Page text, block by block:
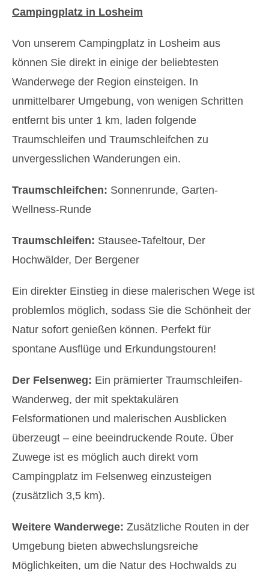
Campingplatz in Losheim
Von unserem Campingplatz in Losheim aus
können Sie direkt in einige der beliebtesten
Wanderwege der Region einsteigen. In
unmittelbarer Umgebung, von wenigen Schritten
entfernt bis unter 1 km, laden folgende
Traumschleifen und Traumschleifchen zu
unvergesslichen Wanderungen ein.
Traumschleifchen: Sonnenrunde, Garten-
Wellness-Runde
Traumschleifen: Stausee-Tafeltour, Der
Hochwälder, Der Bergener
Ein direkter Einstieg in diese malerischen Wege ist
problemlos möglich, sodass Sie die Schönheit der
Natur sofort genießen können. Perfekt für
spontane Ausflüge und Erkundungstouren!
Der Felsenweg: Ein prämierter Traumschleifen-
Wanderweg, der mit spektakulären
Felsformationen und malerischen Ausblicken
überzeugt – eine beeindruckende Route. Über
Zuwege ist es möglich auch direkt vom
Campingplatz im Felsenweg einzusteigen
(zusätzlich 3,5 km).
Weitere Wanderwege: Zusätzliche Routen in der
Umgebung bieten abwechslungsreiche
Möglichkeiten, um die Natur des Hochwalds zu